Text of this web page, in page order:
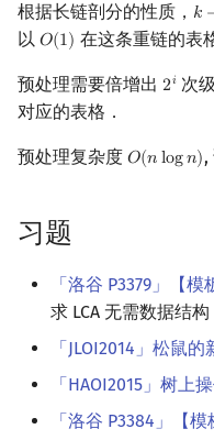
根据长链剖分的性质， 𝑘
k−
以 𝑂(1)
O(1) 在这条重链的表
预处理需要倍增出 2𝑖
2i 次
对应的表格．
预处理复杂度 𝑂(𝑛log𝑛)
O(nlogn) ,
习题
「洛谷 P3379」【模
求 LCA 无需数据结构
「JLOI2014」松鼠的
「HAOI2015」树上
「洛谷 P3384」【